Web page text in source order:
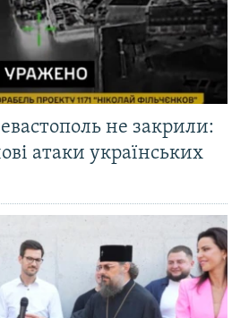
не закрили:
атаки українських